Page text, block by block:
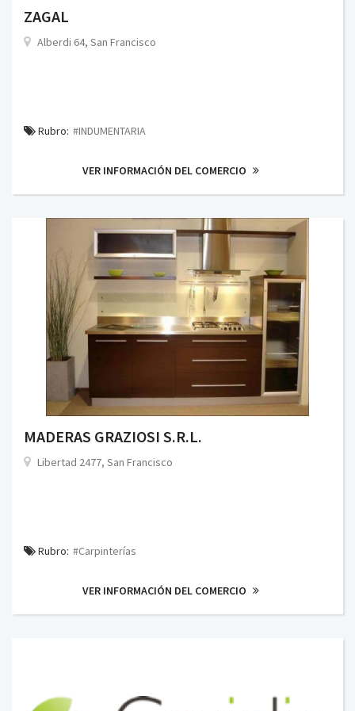
ZAGAL
Alberdi 64, San Francisco
Rubro: #INDUMENTARIA
VER INFORMACIÓN DEL COMERCIO
MADERAS GRAZIOSI S.R.L.
Libertad 2477, San Francisco
Rubro: #Carpinterías
VER INFORMACIÓN DEL COMERCIO